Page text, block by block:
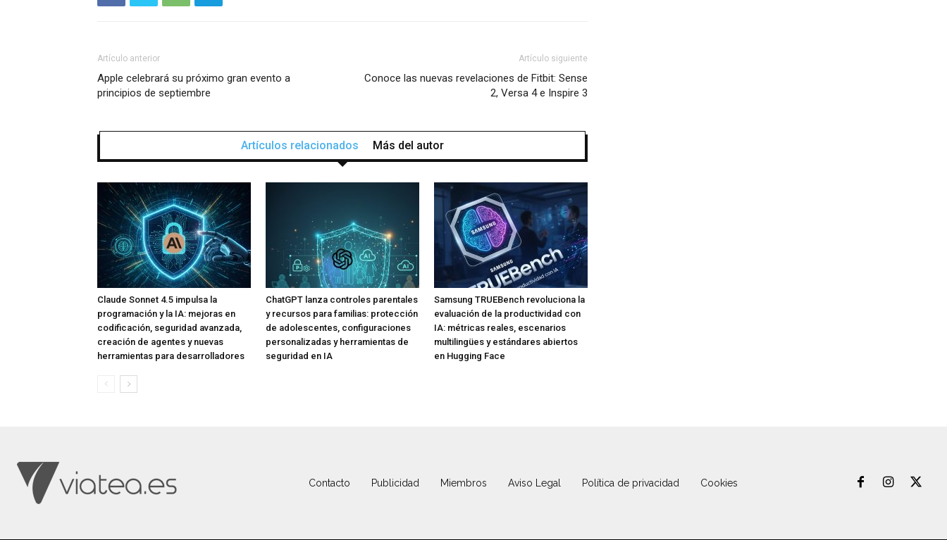
Artículo anterior
Apple celebrará su próximo gran evento a
principios de septiembre
Artículo siguiente
Conoce las nuevas revelaciones de Fitbit: Sense
2, Versa 4 e Inspire 3
Artículos relacionados Más del autor
Claude Sonnet 4.5 impulsa la
programación y la IA: mejoras en
codificación, seguridad avanzada,
creación de agentes y nuevas
herramientas para desarrolladores
ChatGPT lanza controles parentales
y recursos para familias: protección
de adolescentes, configuraciones
personalizadas y herramientas de
seguridad en IA
Samsung TRUEBench revoluciona la
evaluación de la productividad con
IA: métricas reales, escenarios
multilingües y estándares abiertos
en Hugging Face
Contacto Publicidad Miembros Aviso Legal Política de privacidad Cookies